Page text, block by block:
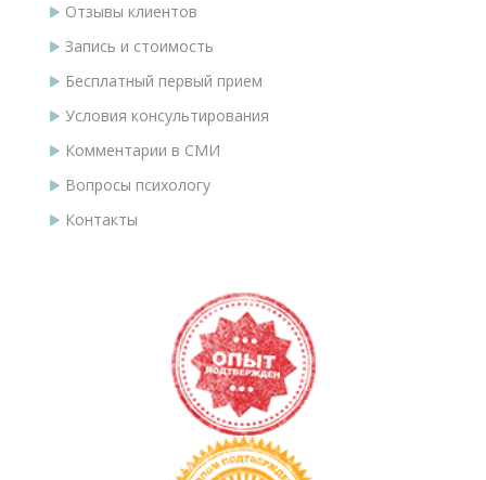
Отзывы клиентов
Запись и стоимость
Бесплатный первый прием
Условия консультирования
Комментарии в СМИ
Вопросы психологу
Контакты